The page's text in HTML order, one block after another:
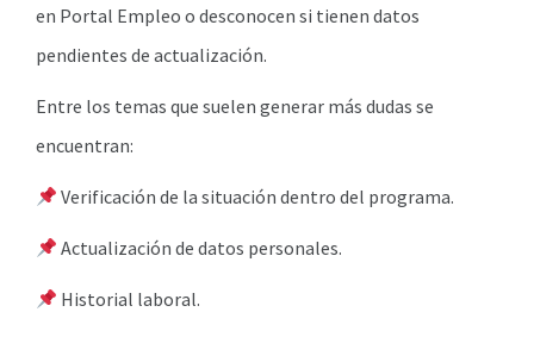
en Portal Empleo o desconocen si tienen datos
pendientes de actualización.
Entre los temas que suelen generar más dudas se
encuentran:
Verificación de la situación dentro del programa.
Actualización de datos personales.
Historial laboral.